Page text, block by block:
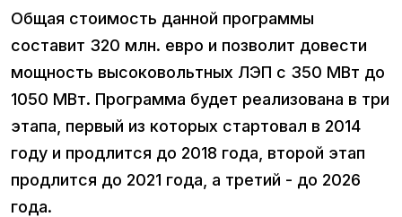
Общая стоимость данной программы
составит 320 млн. евро и позволит довести
мощность высоковольтных ЛЭП с 350 МВт до
1050 МВт. Программа будет реализована в три
этапа, первый из которых стартовал в 2014
году и продлится до 2018 года, второй этап
продлится до 2021 года, а третий - до 2026
года.